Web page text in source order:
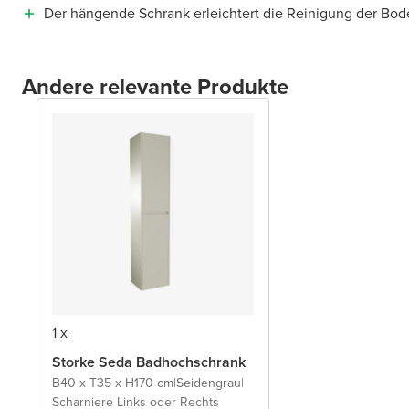
Der hängende Schrank erleichtert die Reinigung der
Andere relevante Produkte
1 x
Storke Seda Badhochschrank
B40 x T35 x H170 cm|Seidengrau|
Scharniere Links oder Rechts